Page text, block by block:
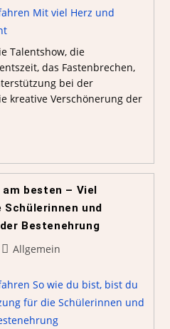
Talentshow, die
das Fastenbrechen,
bei der
kreative Verschönerung der
besten – Viel
und
Bestenehrung
Allgemein